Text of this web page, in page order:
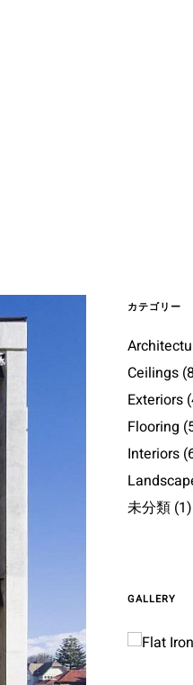
カテゴリー
Ceilings
Exteriors
Flooring
Interiors
未分類 (1)
GALLERY